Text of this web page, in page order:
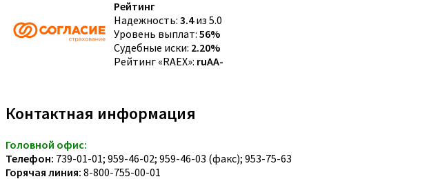
Рейтинг
Надежность: 3.4из 5.0
Уровень выплат: 56%
Судебные иски: 2.20%
Рейтинг «RAEX»: ruAA-
Контактная информация
Головной офис:
Телефон: 739-01-01; 959-46-02; 959-46-03 (факс); 953-75-63
Горячая линия: 8-800-755-00-01